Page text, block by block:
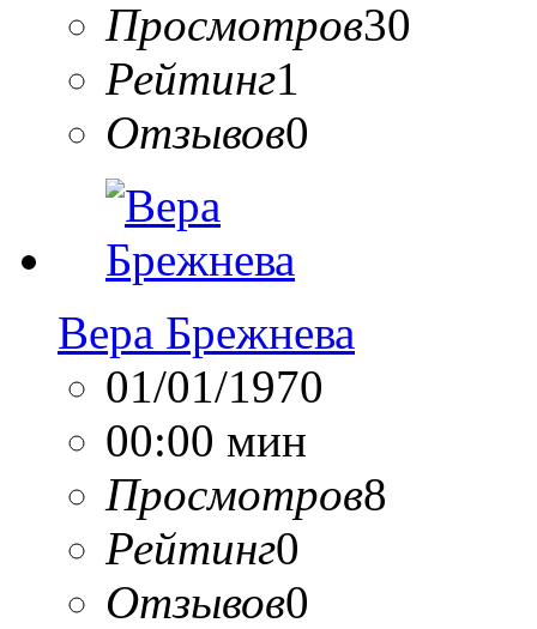
Просмотров30
Рейтинг1
Отзывов0
Вера Брежнева
01/01/1970
00:00 мин
Просмотров8
Рейтинг0
Отзывов0